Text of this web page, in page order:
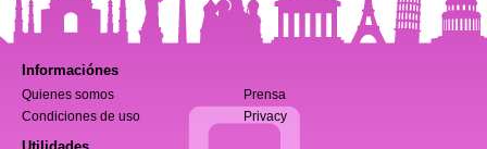
Informaciónes
Quienes somos
Prensa
Condiciones de uso
Privacy